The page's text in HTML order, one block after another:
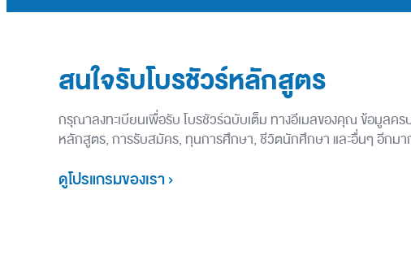
สนใจรับโบรชัวร์หลักสูตร
กรุณาลงทะเบียนเพื่อรับ โบรชัวร์ฉบับเต็ม ทางอีเมลของคุณ ข้อมูลค
หลักสูตร, การรับสมัคร, ทุนการศึกษา, ชีวิตนักศึกษา และอื่นๆ อีกม
ดูโปรแกรมของเรา